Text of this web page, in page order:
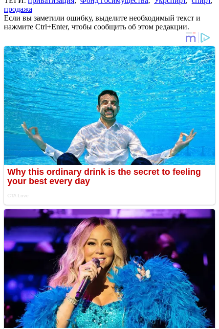
продажа
Если вы заметили ошибку, выделите необходимый текст и
нажмите Ctrl+Enter, чтобы сообщить об этом редакции.